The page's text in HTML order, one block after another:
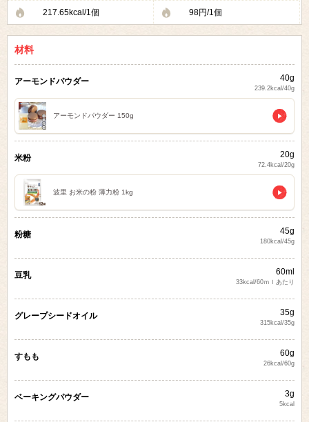
217.65kcal/1個 98円/1個
材料
アーモンドパウダー 40g
239.2kcal/40g
アーモンドパウダー 150g
米粉 20g
72.4kcal/20g
波里 お米の粉 薄力粉 1kg
粉糖 45g
180kcal/45g
豆乳 60ml
33kcal/60ｍｌあたり
グレープシードオイル 35g
315kcal/35g
すもも 60g
26kcal/60g
ベーキングパウダー 3g
5kcal